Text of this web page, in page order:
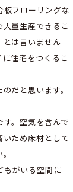
フローリングな
量生産できるこ
とは言いません
住宅をつくるこ
だと思います。
。空気を含んで
ため床材として
もがいる空間に